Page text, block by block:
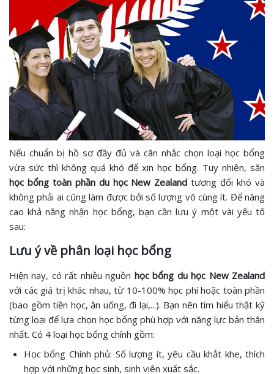
Nếu chuẩn bị hồ sơ đầy đủ và cân nhắc chọn loại học bổng
vừa sức thì không quá khó để xin học bổng. Tuy nhiên, săn
học bổng toàn phần du học New Zealandtương đối khó và
không phải ai cũng làm được bởi số lượng vô cùng ít. Để nâng
cao khả năng nhận học bổng, bạn cần lưu ý một vài yếu tố
sau:
Lưu ý về phân loại học bổng
Hiện nay, có rất nhiều nguồn học bổng du học New Zealand
với các giá trị khác nhau, từ 10-100% học phí hoặc toàn phần
(bao gồm tiền học, ăn uống, đi lại,...). Bạn nên tìm hiểu thật kỹ
từng loại để lựa chọn học bổng phù hợp với năng lực bản thân
nhất. Có 4 loại học bổng chính gồm:
Học bổng Chính phủ: Số lượng ít, yêu cầu khắt khe, thích
hợp với những học sinh, sinh viên xuất sắc.